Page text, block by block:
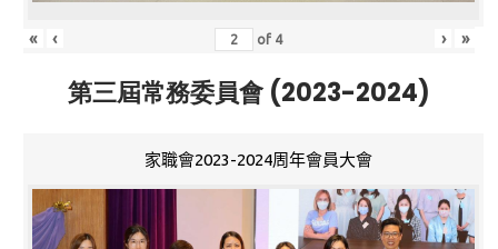
« ‹ of 4 › »
第三屆常務委員會 (2023-2024)
家職會2023-2024周年會員大會